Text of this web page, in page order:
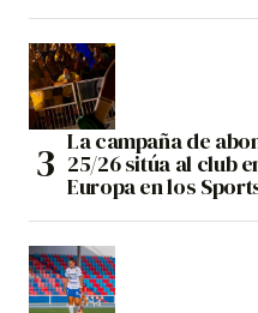
La campaña de
25/26 sitúa al club
Europa en los